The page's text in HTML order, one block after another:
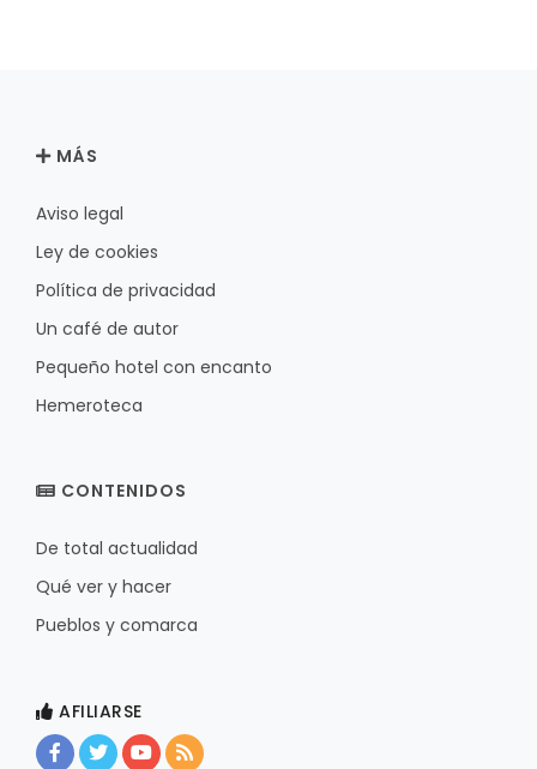
MÁS
Aviso legal
Ley de cookies
Política de privacidad
Un café de autor
Pequeño hotel con encanto
Hemeroteca
CONTENIDOS
De total actualidad
Qué ver y hacer
Pueblos y comarca
AFILIARSE